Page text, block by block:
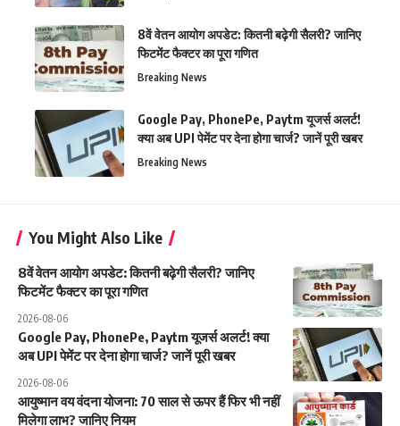
8वें वेतन आयोग अपडेट: कितनी बढ़ेगी सैलरी? जानिए
फिटमेंट फैक्टर का पूरा गणित
Breaking News
Google Pay, PhonePe, Paytm यूजर्स अलर्ट!
क्या अब UPI पेमेंट पर देना होगा चार्ज? जानें पूरी खबर
Breaking News
You Might Also Like
8वें वेतन आयोग अपडेट: कितनी बढ़ेगी सैलरी? जानिए
फिटमेंट फैक्टर का पूरा गणित
2026-08-06
Google Pay, PhonePe, Paytm यूजर्स अलर्ट! क्या
अब UPI पेमेंट पर देना होगा चार्ज? जानें पूरी खबर
2026-08-06
आयुष्मान वय वंदना योजना: 70 साल से ऊपर हैं फिर भी नहीं
मिलेगा लाभ? जानिए नियम